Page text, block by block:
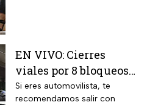
EN VIVO: Cierres
viales por 8 bloqueos
en CDMX hoy
Si eres automovilista, te
recomendamos salir con